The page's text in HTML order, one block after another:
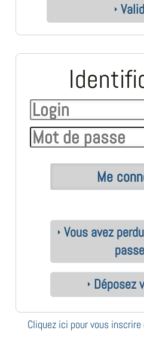
Vous avez
Déposez
Cliquez ici pour vous inscrire